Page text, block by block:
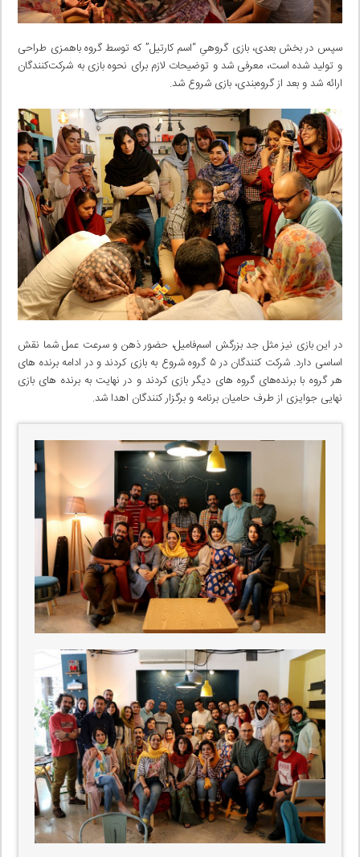
سپس در بخش بعدی، بازی گروهیِ “اسم کارتیل” که توسط گروه باهمزی طراحی
و تولید شده است، معرفی شد و توضیحات لازم برای نحوه بازی به شرکت‌کنندگان
ارائه شد و بعد از گروه‌بندی، بازی شروع شد.
در این بازی نیز مثل جد بزرگش اسم‌فامیل، حضور ذهن و سرعت عمل شما نقش
اساسی دارد. شرکت کنندگان در ۵ گروه شروع به بازی کردند و در ادامه برنده های
هر گروه با برنده‌های گروه های دیگر بازی کردند و در نهایت به برنده های بازی
نهایی جوایزی از طرف حامیان برنامه و برگزار کنندگان اهدا شد.